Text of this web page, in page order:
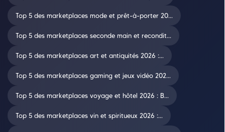
Top 5 des marketplaces mode et prêt-à-porter 20...
Top 5 des marketplaces seconde main et recondit...
Top 5 des marketplaces art et antiquités 2026 :...
Top 5 des marketplaces gaming et jeux vidéo 202...
Top 5 des marketplaces voyage et hôtel 2026 : B...
Top 5 des marketplaces vin et spiritueux 2026 :...